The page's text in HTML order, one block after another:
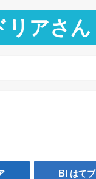
リアさん
はてブ